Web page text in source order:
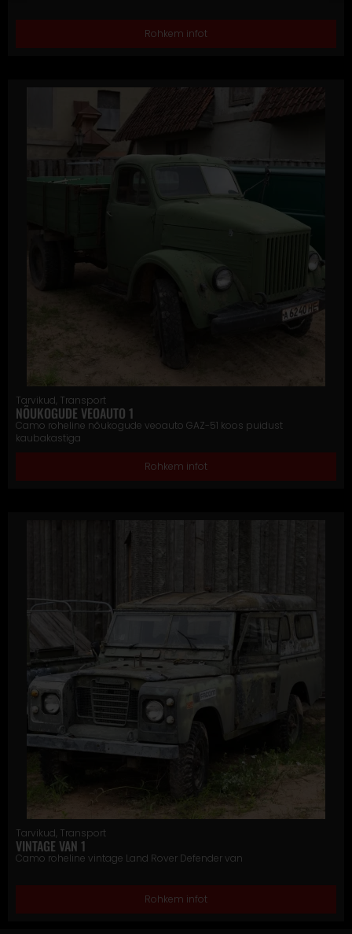
Rohkem infot
Tarvikud Transport
NÕUKOGUDE VEOAUTO 1
Camo roheline nõukogude veoauto GAZ-51 koos puidust
kaubakastiga
Rohkem infot
Tarvikud Transport
VINTAGE VAN 1
Camo roheline vintage Land Rover Defender van
Rohkem infot